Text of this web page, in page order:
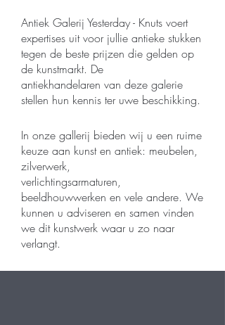
Antiek Galerij Yesterday - Knuts voert
expertises uit voor jullie antieke stukken
tegen de beste prijzen die gelden op
de kunstmarkt. De
antiekhandelaren van deze galerie
stellen hun kennis ter uwe beschikking.
In onze gallerij bieden wij u een ruime
keuze aan kunst en antiek: meubelen,
zilverwerk,
verlichtingsarmaturen,
beeldhouwwerken en vele andere. We
kunnen u adviseren en samen vinden
we dit kunstwerk waar u zo naar
verlangt.